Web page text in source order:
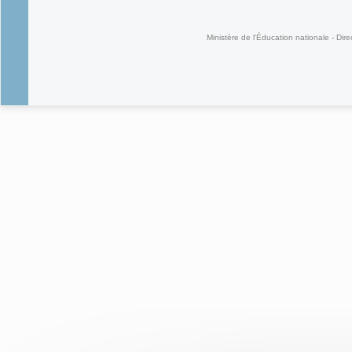
Ministère de l'Éducation nationale -